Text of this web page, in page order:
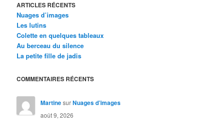
ARTICLES RÉCENTS
Nuages d’images
Les lutins
Colette en quelques tableaux
Au berceau du silence
La petite fille de jadis
COMMENTAIRES RÉCENTS
MartinesurNuages d’images
août 9, 2026